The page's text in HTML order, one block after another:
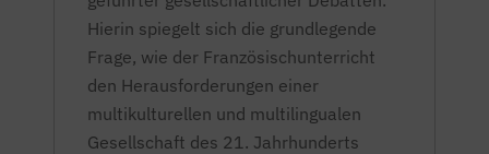
Hierin spiegelt sich die grundlegende
Frage, wie der Französischunterricht
den Herausforderungen einer
multikulturellen und multilingualen
Gesellschaft des 21. Jahrhunderts